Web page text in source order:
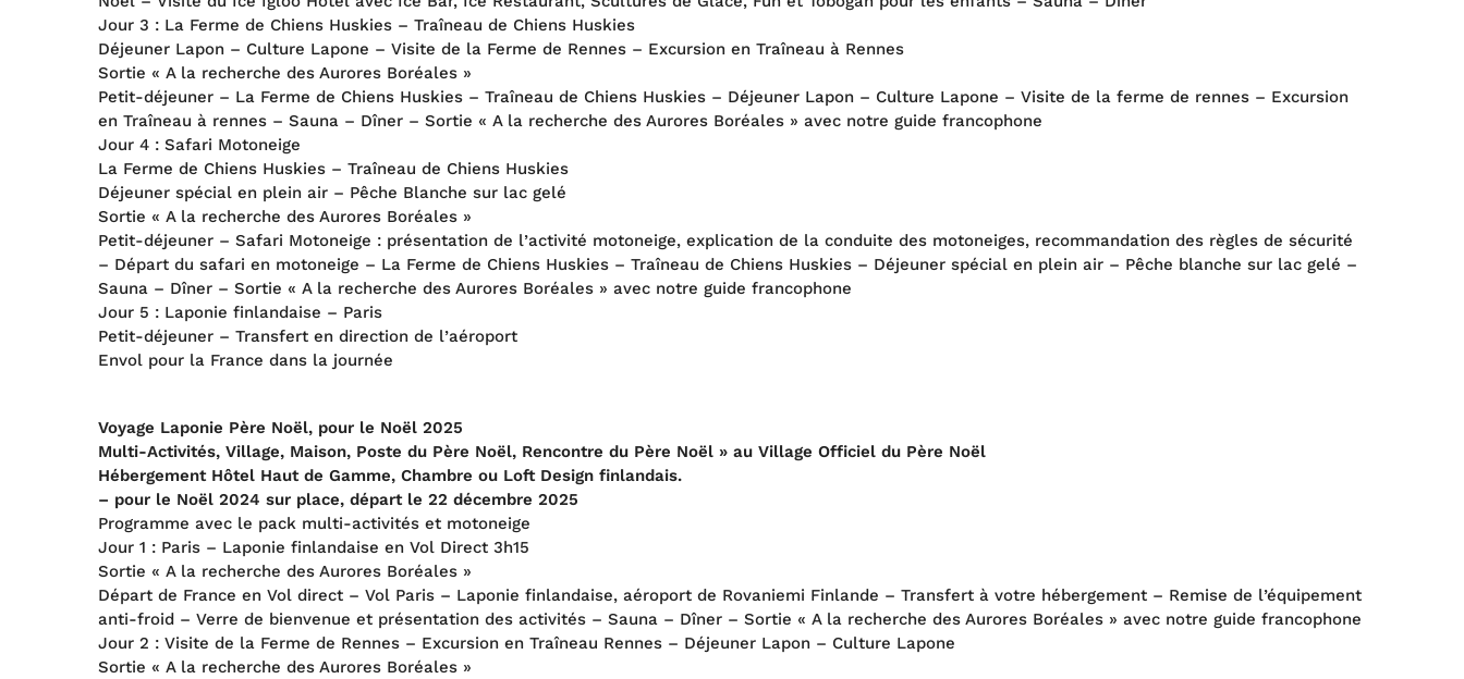
Jour 3 : La Ferme de Chiens Huskies – Traîneau de Chiens Huskies
Déjeuner Lapon – Culture Lapone – Visite de la Ferme de Rennes – Excursion en Traîneau à Rennes
Sortie « A la recherche des Aurores Boréales »
Petit-déjeuner – La Ferme de Chiens Huskies – Traîneau de Chiens Huskies – Déjeuner Lapon – Culture Lapone – Visite de la ferme de rennes – Excursion
en Traîneau à rennes – Sauna – Dîner – Sortie « A la recherche des Aurores Boréales » avec notre guide francophone
Jour 4 : Safari Motoneige
La Ferme de Chiens Huskies – Traîneau de Chiens Huskies
Déjeuner spécial en plein air – Pêche Blanche sur lac gelé
Sortie « A la recherche des Aurores Boréales »
Petit-déjeuner – Safari Motoneige : présentation de l’activité motoneige, explication de la conduite des motoneiges, recommandation des règles de sécurité
– Départ du safari en motoneige – La Ferme de Chiens Huskies – Traîneau de Chiens Huskies – Déjeuner spécial en plein air – Pêche blanche sur lac gelé –
Sauna – Dîner – Sortie « A la recherche des Aurores Boréales » avec notre guide francophone
Jour 5 : Laponie finlandaise – Paris
Petit-déjeuner – Transfert en direction de l’aéroport
Envol pour la France dans la journée
Voyage Laponie Père Noël, pour le Noël 2025
Multi-Activités, Village, Maison, Poste du Père Noël, Rencontre du Père Noël » au Village Officiel du Père Noël
Hébergement Hôtel Haut de Gamme, Chambre ou Loft Design finlandais.
– pour le Noël 2024 sur place, départ le 22 décembre 2025
Programme avec le pack multi-activités et motoneige
Jour 1 : Paris – Laponie finlandaise en Vol Direct 3h15
Sortie « A la recherche des Aurores Boréales »
Départ de France en Vol direct – Vol Paris – Laponie finlandaise, aéroport de Rovaniemi Finlande – Transfert à votre hébergement – Remise de l’équipement
anti-froid – Verre de bienvenue et présentation des activités – Sauna – Dîner – Sortie « A la recherche des Aurores Boréales » avec notre guide francophone
Jour 2 : Visite de la Ferme de Rennes – Excursion en Traîneau Rennes – Déjeuner Lapon – Culture Lapone
Sortie « A la recherche des Aurores Boréales »